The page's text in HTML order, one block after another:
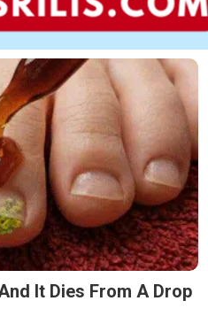
It Dies From A Drop